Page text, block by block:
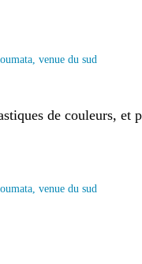
de couleurs, et